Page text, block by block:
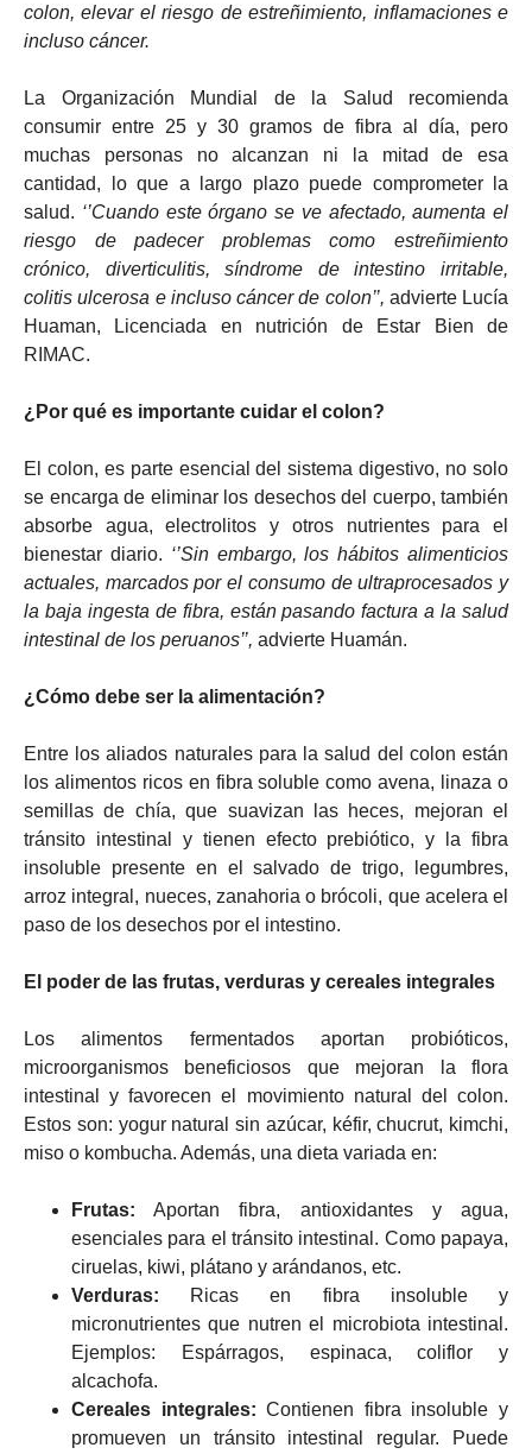
colon, elevar el riesgo de estreñimiento, inflamaciones e
incluso cáncer.
La Organización Mundial de la Salud recomienda
consumir entre 25 y 30 gramos de fibra al día, pero
muchas personas no alcanzan ni la mitad de esa
cantidad, lo que a largo plazo puede comprometer la
salud. ‘’Cuando este órgano se ve afectado, aumenta el
riesgo de padecer problemas como estreñimiento
crónico, diverticulitis, síndrome de intestino irritable,
colitis ulcerosa e incluso cáncer de colon’’, advierte Lucía
Huaman, Licenciada en nutrición de Estar Bien de
RIMAC.
¿Por qué es importante cuidar el colon?
El colon, es parte esencial del sistema digestivo, no solo
se encarga de eliminar los desechos del cuerpo, también
absorbe agua, electrolitos y otros nutrientes para el
bienestar diario. ‘’Sin embargo, los hábitos alimenticios
actuales, marcados por el consumo de ultraprocesados y
la baja ingesta de fibra, están pasando factura a la salud
intestinal de los peruanos’’, advierte Huamán.
¿Cómo debe ser la alimentación?
Entre los aliados naturales para la salud del colon están
los alimentos ricos en fibra soluble como avena, linaza o
semillas de chía, que suavizan las heces, mejoran el
tránsito intestinal y tienen efecto prebiótico, y la fibra
insoluble presente en el salvado de trigo, legumbres,
arroz integral, nueces, zanahoria o brócoli, que acelera el
paso de los desechos por el intestino.
El poder de las frutas, verduras y cereales integrales
Los alimentos fermentados aportan probióticos,
microorganismos beneficiosos que mejoran la flora
intestinal y favorecen el movimiento natural del colon.
Estos son: yogur natural sin azúcar, kéfir, chucrut, kimchi,
miso o kombucha. Además, una dieta variada en:
Frutas: Aportan fibra, antioxidantes y agua,
esenciales para el tránsito intestinal. Como papaya,
ciruelas, kiwi, plátano y arándanos, etc.
Verduras: Ricas en fibra insoluble y
micronutrientes que nutren el microbiota intestinal.
Ejemplos: Espárragos, espinaca, coliflor y
alcachofa.
Cereales integrales: Contienen fibra insoluble y
promueven un tránsito intestinal regular. Puede